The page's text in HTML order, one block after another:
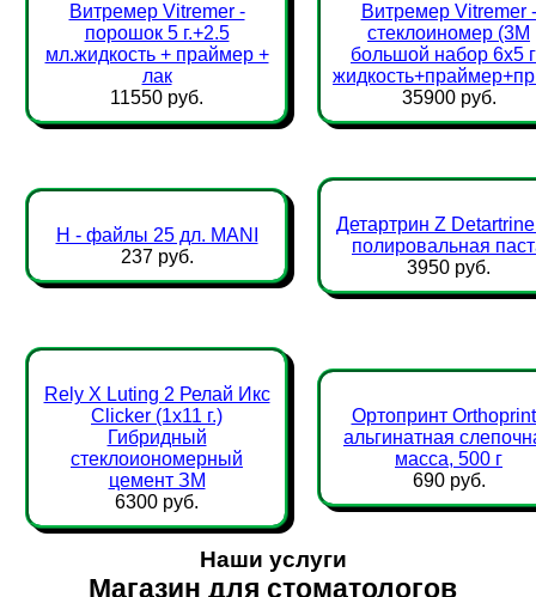
Витремер Vitremer -
порошок 5 г.+2.5
мл.жидкость + праймер +
лак
11550 руб.
Витремер Vitremer -
стеклоиномер (3М
большой набор 6х5
35900 руб.
Н - файлы 25 дл. MANI
237 руб.
Детартрин Z
полировальная
3950 руб.
Rely X Luting 2 Релай Икс
Clicker (1х11 г.)
Гибридный
стеклоиономерный
цемент ЗМ
6300 руб.
Ортопринт
альгинатная
масса, 500 г
690 руб.
Наши услуги
Магазин для стоматологов